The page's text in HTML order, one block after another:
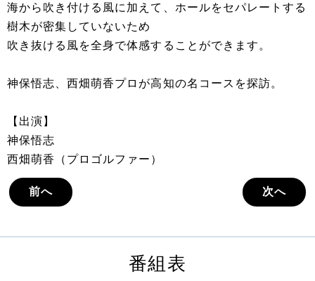
海から吹き付ける風に加えて、ホールをセパレートする
樹木が密集していないため
吹き抜ける風を全身で体感することができます。
神保悟志、西畑萌香プロが高知の名コースを探訪。
【出演】
神保悟志
西畑萌香（プロゴルファー）
前へ 次へ
番組表